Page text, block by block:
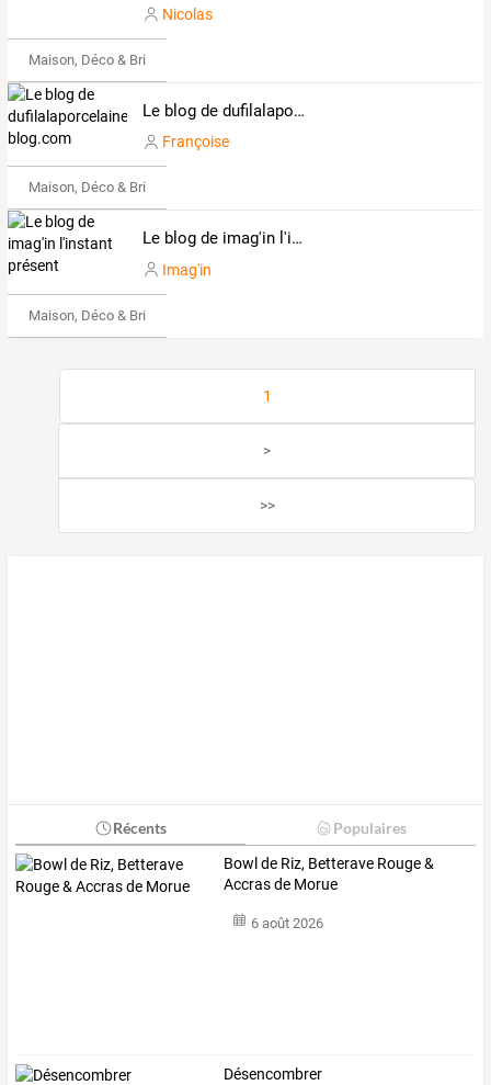
Nicolas
Maison, Déco & Bricolage
Le blog de dufilalaporcelaine.over-blog.com
Françoise
Maison, Déco & Bricolage
Le blog de imag'in l'instant présent
Imag'in
Maison, Déco & Bricolage
1
>
>>
Récents Populaires
Bowl de Riz, Betterave Rouge &
Accras de Morue
6 août 2026
Désencombrer